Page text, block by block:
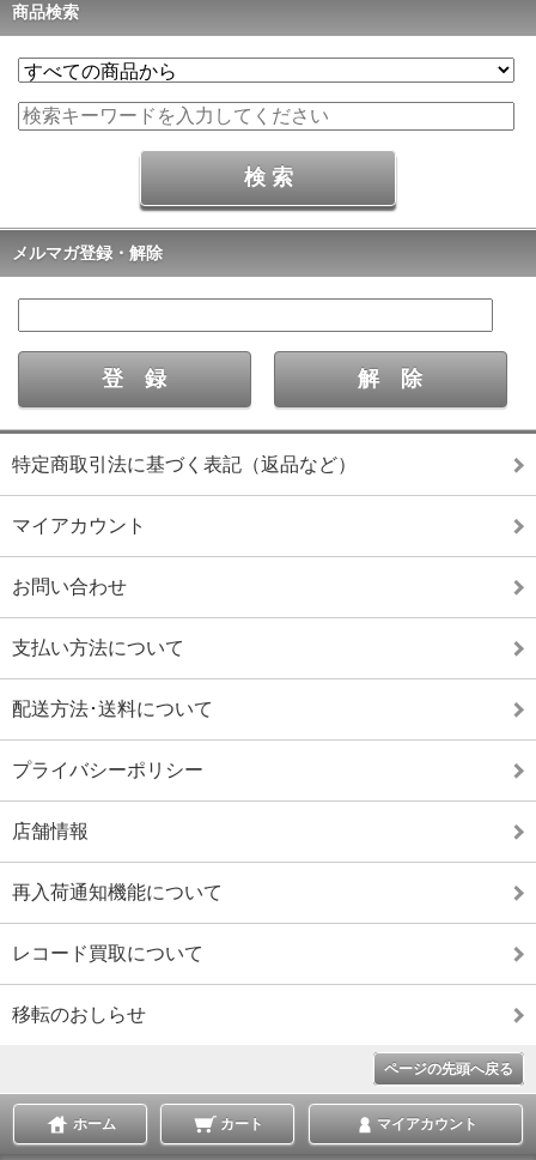
商品検索
メルマガ登録・解除
特定商取引法に基づく表記（返品など）
マイアカウント
お問い合わせ
支払い方法について
配送方法･送料について
プライバシーポリシー
店舗情報
再入荷通知機能について
レコード買取について
移転のおしらせ
ページの先頭へ戻る
ホーム カート マイアカウント